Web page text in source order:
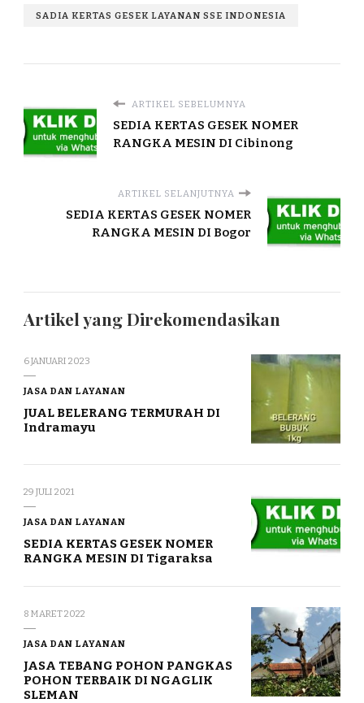
SADIA KERTAS GESEK LAYANAN SSE INDONESIA
ARTIKEL SEBELUMNYA
SEDIA KERTAS GESEK NOMER
RANGKA MESIN DI Cibinong
ARTIKEL SELANJUTNYA
SEDIA KERTAS GESEK NOMER
RANGKA MESIN DI Bogor
Artikel yang Direkomendasikan
6 JANUARI 2023
JASA DAN LAYANAN
JUAL BELERANG TERMURAH DI
Indramayu
29 JULI 2021
JASA DAN LAYANAN
SEDIA KERTAS GESEK NOMER
RANGKA MESIN DI Tigaraksa
8 MARET 2022
JASA DAN LAYANAN
JASA TEBANG POHON PANGKAS
POHON TERBAIK DI NGAGLIK
SLEMAN